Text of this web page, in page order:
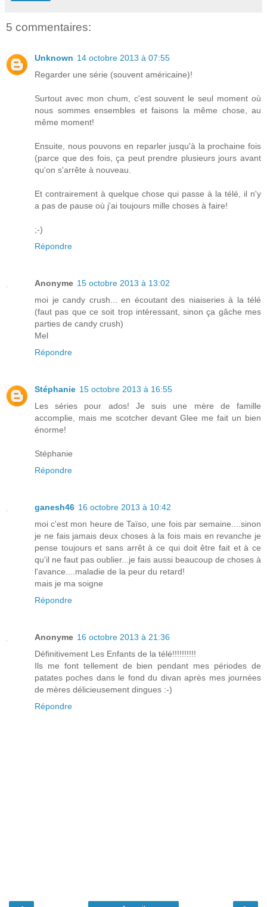
5 commentaires:
Unknown 14 octobre 2013 à 07:55
Regarder une série (souvent américaine)!
Surtout avec mon chum, c'est souvent le seul moment où
nous sommes ensembles et faisons la même chose, au
même moment!
Ensuite, nous pouvons en reparler jusqu'à la prochaine fois
(parce que des fois, ça peut prendre plusieurs jours avant
qu'on s'arrête à nouveau.
Et contrairement à quelque chose qui passe à la télé, il n'y
a pas de pause où j'ai toujours mille choses à faire!
;-)
Répondre
Anonyme 15 octobre 2013 à 13:02
moi je candy crush... en écoutant des niaiseries à la télé
(faut pas que ce soit trop intéressant, sinon ça gâche mes
parties de candy crush)
Mel
Répondre
Stéphanie 15 octobre 2013 à 16:55
Les séries pour ados! Je suis une mère de famille
accomplie, mais me scotcher devant Glee me fait un bien
énorme!
Stéphanie
Répondre
ganesh46 16 octobre 2013 à 10:42
moi c'est mon heure de Taïso, une fois par semaine....sinon
je ne fais jamais deux choses à la fois mais en revanche je
pense toujours et sans arrêt à ce qui doit être fait et à ce
qu'il ne faut pas oublier...je fais aussi beaucoup de choses à
l'avance....maladie de la peur du retard!
mais je ma soigne
Répondre
Anonyme 16 octobre 2013 à 21:36
Définitivement Les Enfants de la télé!!!!!!!!!!
Ils me font tellement de bien pendant mes périodes de
patates poches dans le fond du divan après mes journées
de mères délicieusement dingues :-)
Répondre